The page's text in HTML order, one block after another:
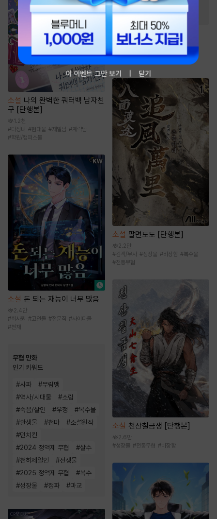
소설 나의 완벽한 쿼터백 남자친
구 [단행본]
1.2천
#다정녀 #현대물 # 재벌남 # 계략남
#학원/캠퍼스물
소설 돈 되는 재능이 너무 많음
2.4만
#회사원 #고인물 #전문직 #사이다물
#천재
무협 만화
인기 키워드
#사파 #무림맹
#역사/시대물 #소림
#죽음/살인 #우정 #복수물
#환생물 #천마 #소설원작
#먼치킨
#2024 정액제 무협 #살수
#천하제일인 #전쟁물
#2025 정액제 무협 #복수
#성장물 #정파 #마교
웹툰 순정 테러리즘
58.4만
#
소설 팔면도도 [단행본]
2.2만
#검객/무사 #성장물 #비장함 #복수물
#전통무협
소설 천산칠금생 [단행본]
2.6만
#성장물 #전통무협 #비장함
이 이벤트 그만 보기 닫기